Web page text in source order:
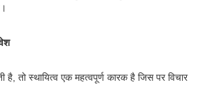
है, तो स्थायित्व एक महत्वपूर्ण कारक है जिस पर विचार